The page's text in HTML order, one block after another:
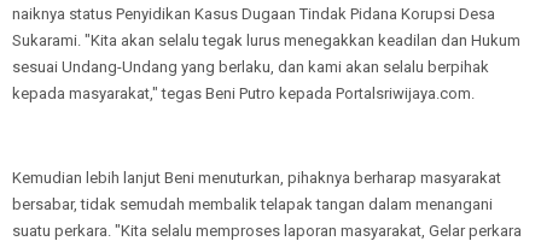
naiknya status Penyidikan Kasus Dugaan Tindak Pidana Korupsi Desa
Sukarami. "Kita akan selalu tegak lurus menegakkan keadilan dan Hukum
sesuai Undang-Undang yang berlaku, dan kami akan selalu berpihak
kepada masyarakat," tegas Beni Putro kepada Portalsriwijaya.com.
Kemudian lebih lanjut Beni menuturkan, pihaknya berharap masyarakat
bersabar, tidak semudah membalik telapak tangan dalam menangani
suatu perkara. "Kita selalu memproses laporan masyarakat, Gelar perkara